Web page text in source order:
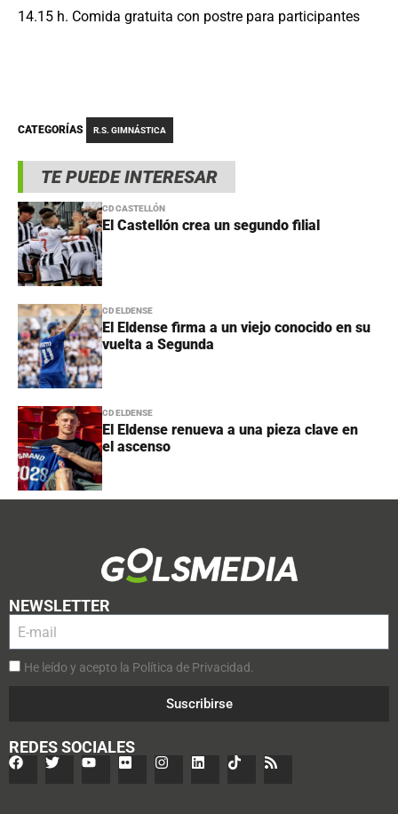
TE PUEDE INTERESAR
CD CASTELLÓN
El Castellón crea un segundo filial
CD ELDENSE
El Eldense firma a un viejo conocido en su
vuelta a Segunda
CD ELDENSE
El Eldense renueva a una pieza clave en
el ascenso
14.15 h. Comida gratuita con postre para participantes
CATEGORÍAS R.S. GIMNÁSTICA
NEWSLETTER
He leído y acepto la Política de Privacidad.
Suscribirse
REDES SOCIALES